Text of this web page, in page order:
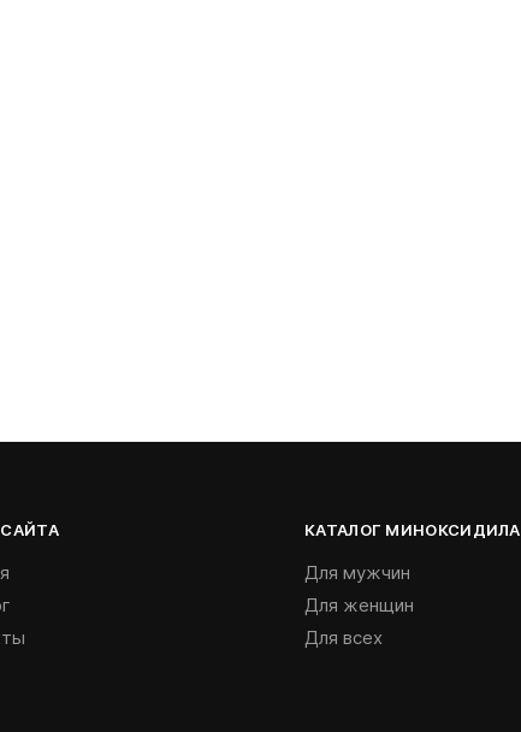
КАТАЛОГ МИНОКСИДИЛА
Для мужчин
Для женщин
Для всех